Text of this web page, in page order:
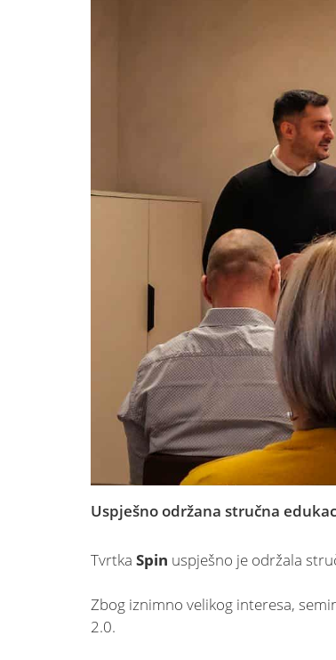
Uspješno održana stručna
Tvrtka Spin uspješno je održala
Zbog iznimno velikog interesa,
2.0.